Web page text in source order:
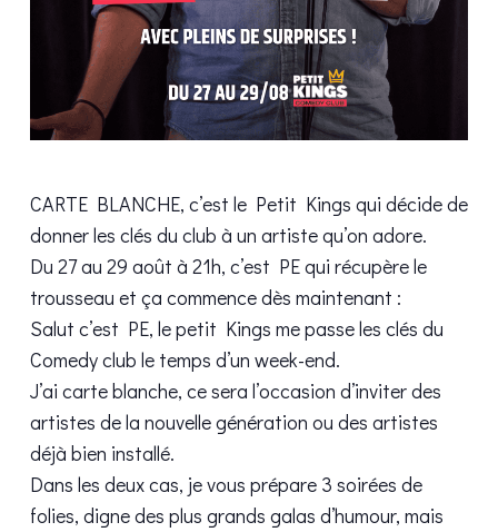
CARTE BLANCHE, c’est le Petit Kings qui décide de
donner les clés du club à un artiste qu’on adore.
Du 27 au 29 août à 21h, c’est PE qui récupère le
trousseau et ça commence dès maintenant :
Salut c’est PE, le petit Kings me passe les clés du
Comedy club le temps d’un week-end.
J’ai carte blanche, ce sera l’occasion d’inviter des
artistes de la nouvelle génération ou des artistes
déjà bien installé.
Dans les deux cas, je vous prépare 3 soirées de
folies, digne des plus grands galas d’humour, mais